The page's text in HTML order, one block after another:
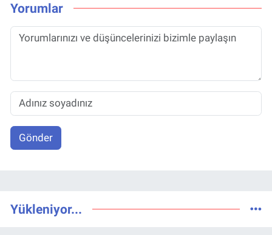
Yorumlar
Gönder
Yükleniyor...